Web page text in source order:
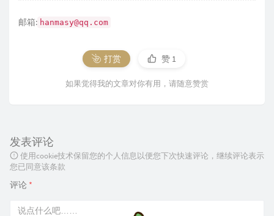
邮箱: hanmasy@qq.com
打赏 赞 1
如果觉得我的文章对你有用，请随意赞赏
发表评论
使用cookie技术保留您的个人信息以便您下次快速评论，继续评论表示
您已同意该条款
评论 *